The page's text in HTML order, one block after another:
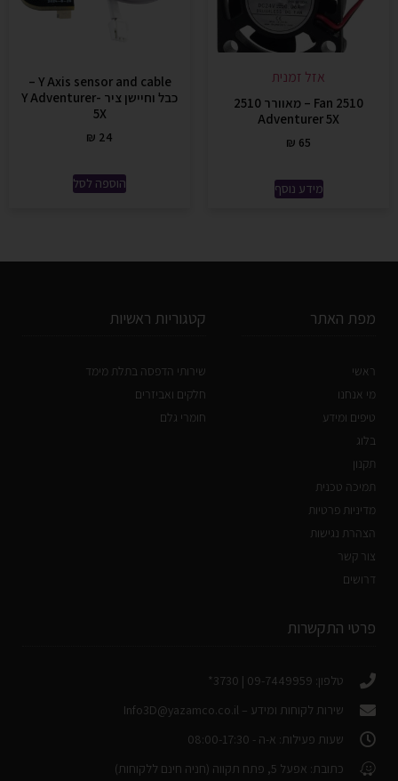
אזל זמנית
2510 Fan – מאוורר 2510
Adventurer 5X
₪ 65
מידע נוסף
Y Axis sensor and cable –
כבל וחיישן ציר Y Adventurer-
5X
₪ 24
הוספה לסל
מפת האתר
ראשי
מי אנחנו
טיפים ומידע
בלוג
תקנון
תמיכה טכנית
מדיניות פרטיות
הצהרת נגישות
צור קשר
דרושים
קטגוריות ראשיות
שירותי הדפסה בתלת מימד
חלקים ואביזרים
חומרי גלם
פרטי התקשרות
טלפון: 09-7449959 | 3730*
שירות לקוחות ומידע – Info3D@yazamco.co.il
שעות פעילות: א-ה - 08:00-17:30
כתובת: אפעל 5, פתח תקווה (חניה חינם ללקוחות)